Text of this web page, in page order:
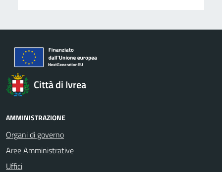
Città di Ivrea
AMMINISTRAZIONE
Organi di governo
Aree Amministrative
Uffici